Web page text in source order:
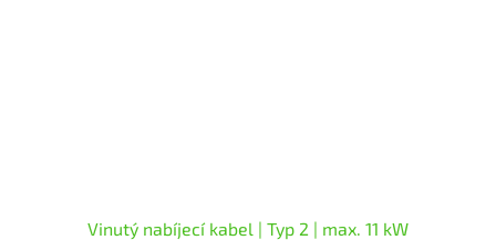
Vinutý nabíjecí kabel | Typ 2 | max. 11 kW